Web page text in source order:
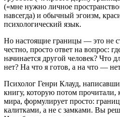
(«мне нужно личное
навсегда) и обычный эгоизм,
психологический язык.
Но настоящие границы — это не
честно, просто ответ на вопрос:
начинается другой человек? Что
нет? На что я готов, а на что —
Психолог Генри Клауд,
книгу, которую потом прочитали,
мира, формулирует просто:
калитками, а не с замками. Вы